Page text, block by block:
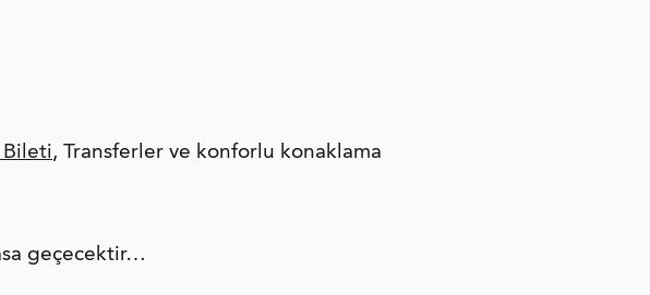
Bileti, Transferler ve konforlu konaklama
geçecektir…